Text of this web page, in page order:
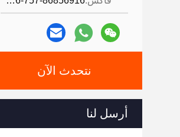
نتحدث الآن
أرسل لنا